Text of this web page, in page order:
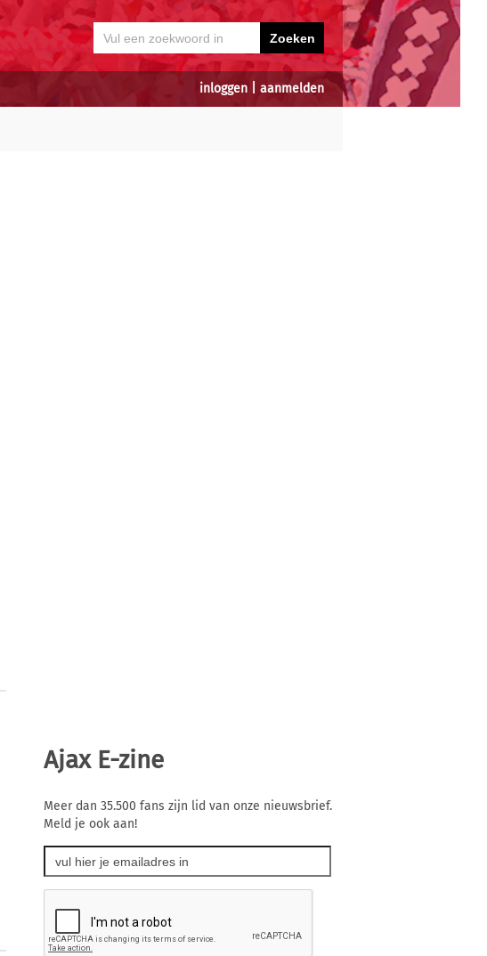
inloggen aanmelden
Ajax E-zine
Meer dan 35.500 fans zijn lid van onze nieuwsbrief.
Meld je ook aan!